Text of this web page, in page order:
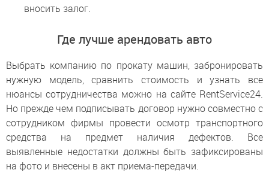
вносить залог.
Где лучше арендовать авто
Выбрать компанию по прокату машин, забронировать
нужную модель, сравнить стоимость и узнать все
нюансы сотрудничества можно на сайте RentService24.
Но прежде чем подписывать договор нужно совместно с
сотрудником фирмы провести осмотр транспортного
средства на предмет наличия дефектов. Все
выявленные недостатки должны быть зафиксированы
на фото и внесены в акт приема-передачи.